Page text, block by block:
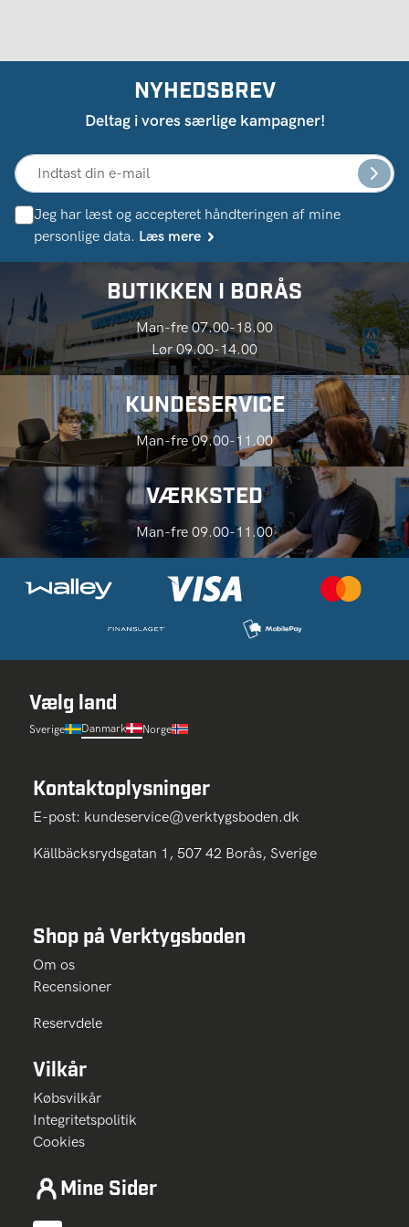
NYHEDSBREV
Deltag i vores særlige kampagner!
Jeg har læst og accepteret håndteringen af ​​mine
personlige data. Læs mere
BUTIKKEN I BORÅS
Man-fre 07.00-18.00
Lør 09.00-14.00
KUNDESERVICE
Man-fre 09.00-11.00
VÆRKSTED
Man-fre 09.00-11.00
Vælg land
Sverige Danmark Norge
Kontaktoplysninger
E-post: kundeservice@verktygsboden.dk
Källbäcksrydsgatan 1, 507 42 Borås, Sverige
Shop på Verktygsboden
Om os
Recensioner
Reservdele
Vilkår
Købsvilkår
Integritetspolitik
Cookies
Mine Sider